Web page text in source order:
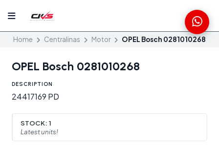
Home Centralinas Motor OPEL Bosch 0281010268
OPEL Bosch 0281010268
DESCRIPTION
24417169 PD
STOCK: 1
Latest units!